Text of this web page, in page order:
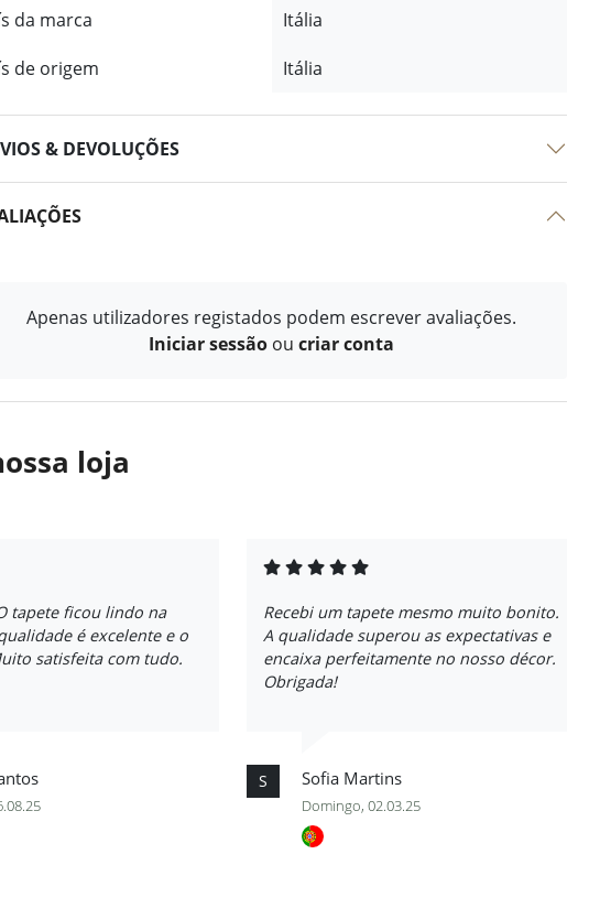
da marca
Itália
de origem
Itália
& DEVOLUÇÕES
Apenas utilizadores registados podem escrever avaliações.
Iniciar sessão ou criar conta
loja
tapete ficou lindo na
é excelente e o
satisfeita com tudo.
Recebi um tapete mesmo muito bonito.
A qualidade superou as expectativas e
encaixa perfeitamente no nosso décor.
Obrigada!
S Sofia Martins
Domingo, 02.03.25